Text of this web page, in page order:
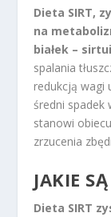
Dieta SIRT,
na
białek –
spalania
redukcją wagi
średni spadek
stanowi
zrzucenia
JAKIE
Dieta SIRT